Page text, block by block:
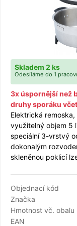
Skladem 2 ks
Odesíláme do 1
3x úspornější než
druhy sporáku
Elektrická
využitelný objem 5
speciální 3-vrstvý
dokonalým
skleněnou poklicí
Objednací kód
Značka
Hmotnost vč. obalu
EAN